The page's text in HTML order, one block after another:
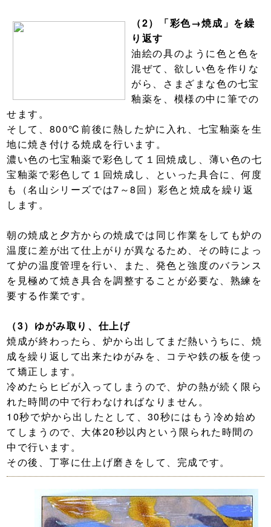
（2）「彩色→焼成」を繰
り返す
油絵の具のように色と色を
混ぜて、欲しい色を作りな
がら、さまざまな色の七宝
釉薬を、模様の中に筆での
せます。
そして、800℃前後に熱した炉に入れ、七宝釉薬を生
地に焼き付ける焼成を行います。
濃い色の七宝釉薬で彩色して１回焼成し、薄い色の七
宝釉薬で彩色して１回焼成し、といった具合に、何度
も（名山シリーズでは7～8回）彩色と焼成を繰り返
します。
朝の焼成と夕方からの焼成では同じ作業をしても炉の
温度に差が出て仕上がりが異なるため、その時によっ
て炉の温度管理を行い、また、発色と強度のバランス
を見極めて焼き具合を調整することが必要な、熟練を
要する作業です。
（3）ゆがみ取り、仕上げ
焼成が終わったら、炉から出してまだ熱いうちに、焼
成を繰り返して出来たゆがみを、コテや鉄の板を使っ
て矯正します。
冷めたらヒビが入ってしまうので、炉の熱が続く限ら
れた時間の中で行わなければなりません。
10秒で炉から出したとして、30秒にはもう冷め始め
てしまうので、大体20秒以内という限られた時間の
中で行います。
その後、丁寧に仕上げ磨きをして、完成です。